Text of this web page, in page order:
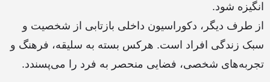
انگیزه شود.
از طرف دیگر، دکوراسیون داخلی بازتابی از شخصیت و
سبک زندگی افراد است. هرکس بسته به سلیقه، فرهنگ و
تجربه‌های شخصی، فضایی منحصر به فرد را می‌پسندد.